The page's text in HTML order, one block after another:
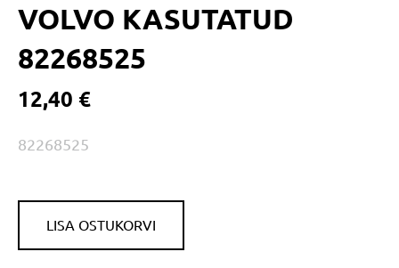
VOLVO KASUTATUD
82268525
12,40 €
82268525
LISA OSTUKORVI